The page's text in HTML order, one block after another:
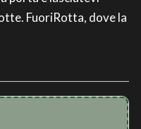
FuoriRotta, dove la